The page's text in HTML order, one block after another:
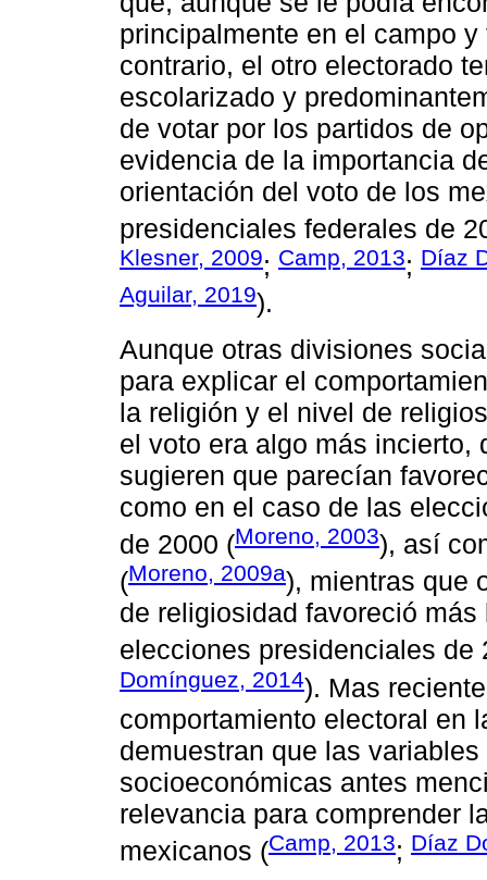
principalmente en el campo
contrario, el otro electorado
escolarizado y
de votar por los partidos de
evidencia de la importancia
orientación del voto de los
presidenciales federales de
Klesner, 2009; Camp, 2013; Díaz
Aguilar, 2019).
Aunque otras divisiones
para explicar el
la religión y el nivel de
el voto era algo más incierto,
sugieren que parecían
como en el caso de las
de 2000 (Moreno, 2003), así
(Moreno, 2009a), mientras que
de religiosidad favoreció
elecciones presidenciales de
Domínguez, 2014). Mas
comportamiento electoral en
demuestran que las
socioeconómicas antes
relevancia para comprender
mexicanos (Camp, 2013; Díaz